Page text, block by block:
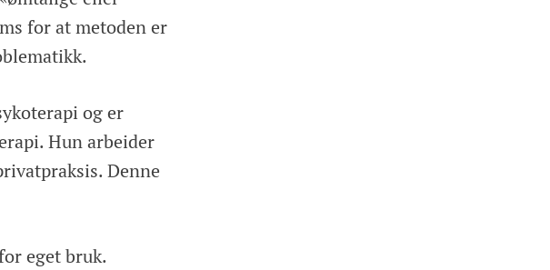
for at metoden er
og er
Hun arbeider
Denne
eget bruk.